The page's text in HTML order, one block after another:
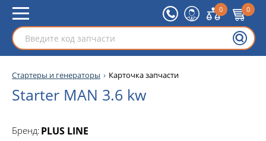
0 0
Стартеры и генераторы Карточка запчасти
Starter MAN 3.6 kw
Бренд: PLUS LINE